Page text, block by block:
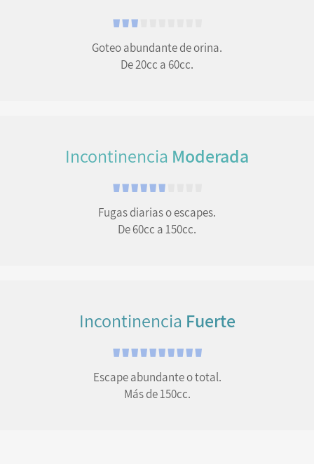
Goteo abundante de orina.
De 20cc a 60cc.
Incontinencia Moderada
Fugas diarias o escapes.
De 60cc a 150cc.
Incontinencia Fuerte
Escape abundante o total.
Más de 150cc.